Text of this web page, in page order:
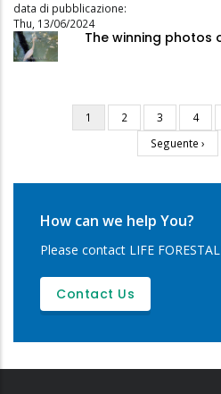
data di pubblicazione:
Thu, 13/06/2024
The winning photos
Pagination
Current
page
1 Page
2 Page
3 Page
4
Next
page
Seguente ›
How can we help You?
Please contact LIFE
Contact Us